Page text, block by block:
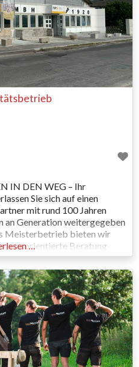
IN DEN WEG – Ihr
Sie sich auf einen
mit rund 100 Jahren
an Generation weitergegeben
Meisterbetrieb bieten wir
Beratung
Planung bis hin zur
Umsetzung. Frei nach
…